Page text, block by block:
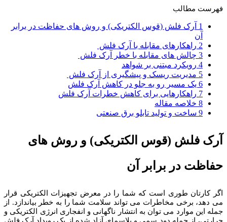
فهرست مطالب
1 آرک فلش (قوس الکتریکی) و روش های حفاظت در برابر
آن
2 راهکارهای مقابله با آرک فلش
3 چالش های مقابله با خطر آرک فلش
4 رویکرد مبتنی بر شواهد
5 مدیریت ریسک و پیشگیری از آرک فلش
6 یک مسیر رو به جلو در کاهش آرک فلش
7 راهکارهایی برای کاهش خطرات آرک فلش
8 خلاصه مقاله
9 ساخت و تولید تابلو برق صنعتی
آرک فلش (قوس الکتریکی) و روش های
حفاظت در برابر آن
اگر کارتان طوری است که شما را در معرض تجهیزات الکتریکی قرار
می دهد، برخی مخاطرات می تواند سلامت شما را به خطر بیاندازد. از
جمله این موارد می توان به انتشار ناگهانی و انفجاری انرژی الکتریکی و